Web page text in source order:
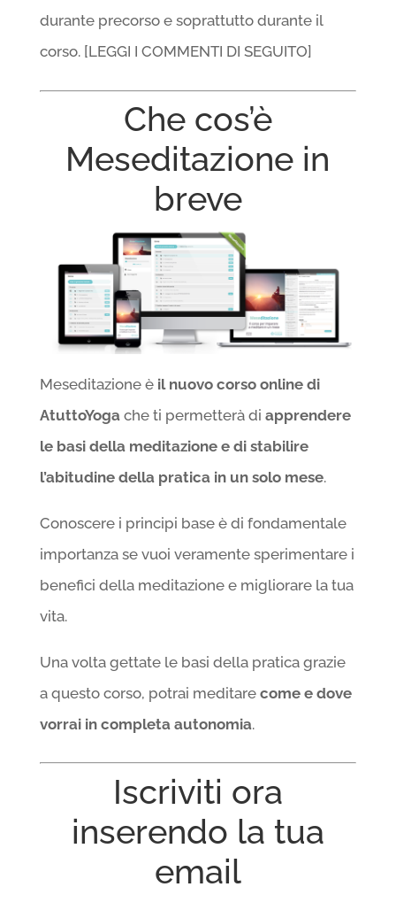
durante precorso e soprattutto durante il
corso. [LEGGI I COMMENTI DI SEGUITO]
Che cos’è
Meseditazione in
breve
Meseditazione è il nuovo corso online di
AtuttoYogache ti permetterà di apprendere
le basi della meditazione e di stabilire
l’abitudine della pratica in un solo mese.
Conoscere i principi base è di fondamentale
importanza se vuoi veramente sperimentare i
benefici della meditazione e migliorare la tua
vita.
Una volta gettate le basi della pratica grazie
a questo corso, potrai meditare come e dove
vorrai in completa autonomia.
Iscriviti ora
inserendo la tua
email